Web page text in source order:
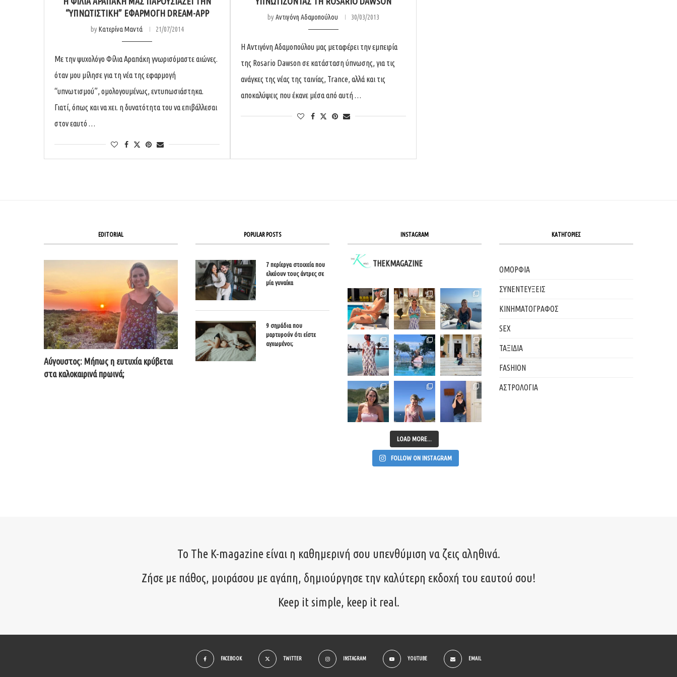
“ΥΠΝΩΤΙΣΤΙΚΉ” ΕΦΑΡΜΟΓΉ DREAM-APP
byΚατερίνα Μαντά 21/07/2014
Με την ψυχολόγο Φίλια Αραπάκη γνωρισόμαστε αιώνες.
όταν μου μίλησε για τη νέα της εφαρμογή
“υπνωτισμού”, ομολογουμένως, εντυπωσιάστηκα.
Γιατί, όπως και να χει. η δυνατότητα του να επιβάλλεσαι
στον εαυτό …
byΑντιγόνη Αδαμοπούλου 30/03/2013
Η Αντιγόνη Αδαμοπούλου μας μεταφέρει την εμπειρία
της Rosario Dawson σε κατάσταση ύπνωσης, για τις
ανάγκες της νέας της ταινίας, Trance, αλλά και τις
αποκαλύψεις που έκανε μέσα από αυτή …
EDITORIAL
Αύγουστος: Μήπως η ευτυχία κρύβεται
στα καλοκαιρινά πρωινά;
POPULAR POSTS
7 περίεργα στοιχεία που
ελκύουν τους άντρες σε
μία γυναίκα
9 σημάδια που
μαρτυρούν ότι είστε
αγχωμένοι;
INSTAGRAM
THEKMAGAZINE
LOAD MORE...
FOLLOW ON INSTAGRAM
ΚΑΤΗΓΟΡΙΕΣ
ΟΜΟΡΦΙΑ
ΣΥΝΕΝΤΕΥΞΕΙΣ
ΚΙΝΗΜΑΤΟΓΡΑΦΟΣ
SEX
ΤΑΞΙΔΙΑ
FASHION
ΑΣΤΡΟΛΟΓΙΑ
Το The K-magazine είναι η καθημερινή σου υπενθύμιση να ζεις αληθινά.
Ζήσε με πάθος, μοιράσου με αγάπη, δημιούργησε την καλύτερη εκδοχή του εαυτού σου!
Keep it simple, keep it real.
FACEBOOK TWITTER INSTAGRAM YOUTUBE EMAIL